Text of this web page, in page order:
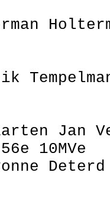
Jan
56e 10MVe
Deterd